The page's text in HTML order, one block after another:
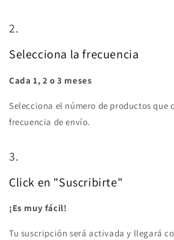
2.
Selecciona la frecuencia
Cada 1, 2 o 3 meses
Selecciona el número de productos que
frecuencia de envío.
3.
Click en "Suscribirte"
¡Es muy fácil!
Tu suscripción será activada y llegará